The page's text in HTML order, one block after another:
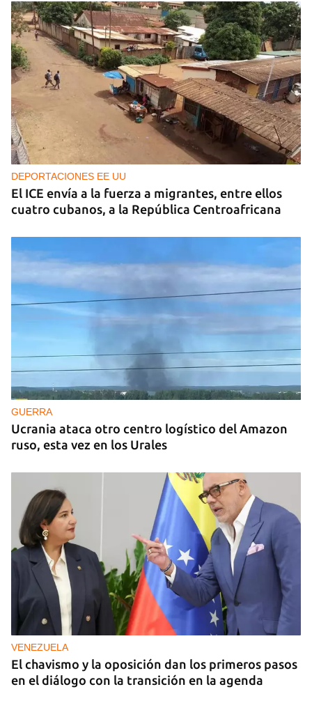
DEPORTACIONES EE UU
El ICE envía a la fuerza a migrantes, entre ellos
cuatro cubanos, a la República Centroafricana
GUERRA
Ucrania ataca otro centro logístico del Amazon
ruso, esta vez en los Urales
VENEZUELA
El chavismo y la oposición dan los primeros pasos
en el diálogo con la transición en la agenda